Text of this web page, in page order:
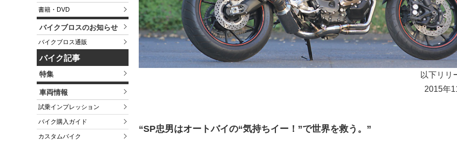
書籍・DVD
バイクブロスのお知らせ
バイクブロス通販
バイク記事
特集
車両情報
試乗インプレッション
バイク購入ガイド
カスタムバイク
以下リリ
2015年
“SP忠男はオートバイの“気持ちイー！”で世界を救う。”